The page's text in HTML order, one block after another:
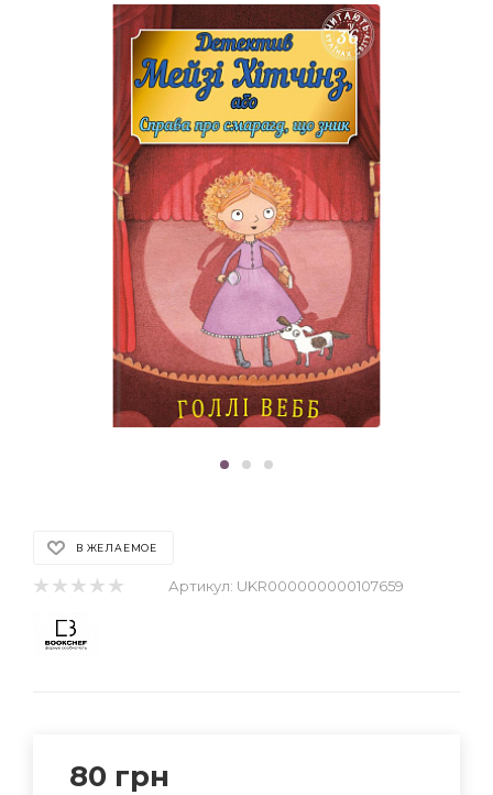
В ЖЕЛАЕМОЕ
Артикул: UKR000000000107659
80 грн